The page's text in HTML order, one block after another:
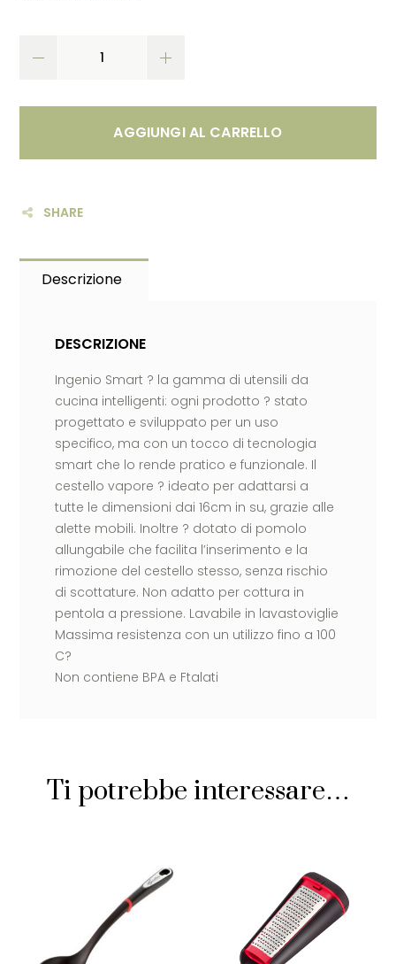
AGGIUNGI AL CARRELLO
SHARE
Descrizione
DESCRIZIONE
Ingenio Smart ? la gamma di utensili da
cucina intelligenti: ogni prodotto ? stato
progettato e sviluppato per un uso
specifico, ma con un tocco di tecnologia
smart che lo rende pratico e funzionale. Il
cestello vapore ? ideato per adattarsi a
tutte le dimensioni dai 16cm in su, grazie alle
alette mobili. Inoltre ? dotato di pomolo
allungabile che facilita l’inserimento e la
rimozione del cestello stesso, senza rischio
di scottature. Non adatto per cottura in
pentola a pressione. Lavabile in lavastoviglie
Massima resistenza con un utilizzo fino a 100
C?
Non contiene BPA e Ftalati
Ti potrebbe interessare…